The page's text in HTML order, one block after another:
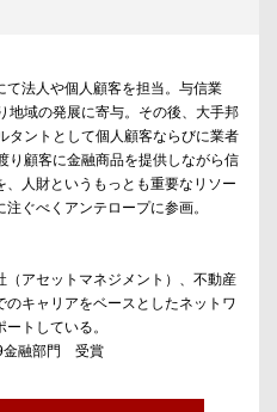
て法人や個人顧客を担当。与信業
地域の発展に寄与。その後、大手邦
タントとして個人顧客ならびに業者
り顧客に金融商品を提供しながら信
人財というもっとも重要なリソー
ぐべくアンテロープに参画。
アセットマネジメント）、不動産
キャリアをベースとしたネットワ
トしている。
金融部門 受賞